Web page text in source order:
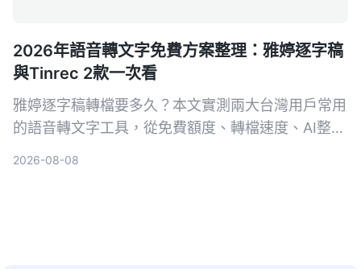
2026年語音轉文字免費方案整理：雅婷逐字稿
與Tinrec 2款一次看
雅婷逐字稿轉檔要多久？本文實測兩大台灣用戶常用
的語音轉文字工具，從免費額度、轉檔速度、AI整理
2026-08-08